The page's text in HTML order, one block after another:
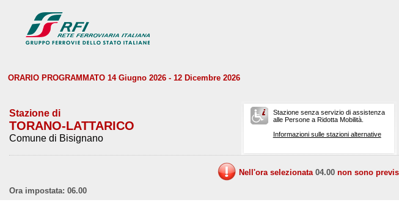
ORARIO PROGRAMMATO 14 Giugno 2026 - 12 Dicembre 2026
Stazione di
TORANO-LATTARICO
Comune di Bisignano
Stazione senza servizio di assistenza
alle Persone a Ridotta Mobilità.
Informazioni sulle stazioni alternative
Nell'ora selezionata 04.00 non sono
Ora impostata: 06.00